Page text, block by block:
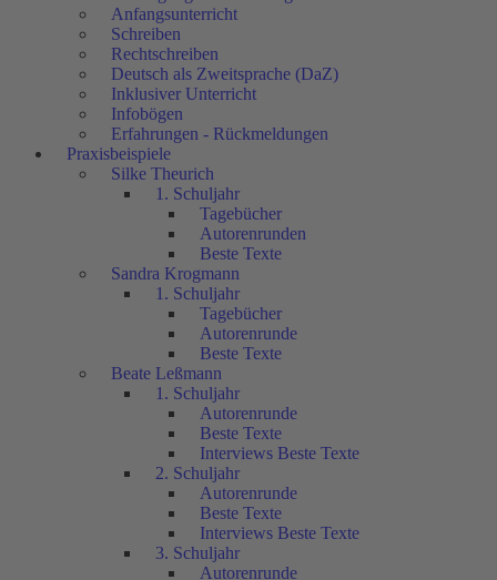
Anfangsunterricht
Schreiben
Rechtschreiben
Deutsch als Zweitsprache (DaZ)
Inklusiver Unterricht
Infobögen
Erfahrungen - Rückmeldungen
Praxisbeispiele
Silke Theurich
1. Schuljahr
Tagebücher
Autorenrunden
Beste Texte
Sandra Krogmann
1. Schuljahr
Tagebücher
Autorenrunde
Beste Texte
Beate Leßmann
1. Schuljahr
Autorenrunde
Beste Texte
Interviews Beste Texte
2. Schuljahr
Autorenrunde
Beste Texte
Interviews Beste Texte
3. Schuljahr
Autorenrunde